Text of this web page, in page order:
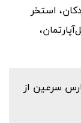
استخر
سرعین از